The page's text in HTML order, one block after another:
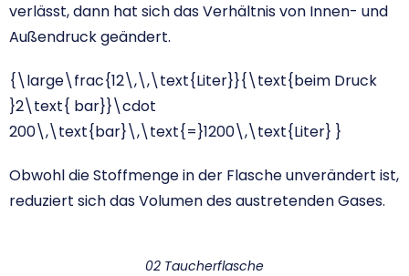
verlässt, dann hat sich das Verhältnis von Innen- und
Außendruck geändert.
{\large\frac{12\,\,\text{Liter}}{\text{beim Druck
}2\text{ bar}}\cdot
200\,\text{bar}\,\text{=}1200\,\text{Liter} }
Obwohl die Stoffmenge in der Flasche unverändert ist,
reduziert sich das Volumen des austretenden Gases.
02 Taucherflasche